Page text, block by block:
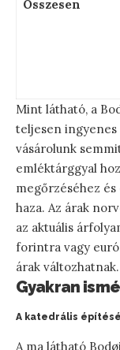
Összesen
Mint látható, a
teljesen ingyenes
vásárolunk
emléktárggyal
megőrzéséhez
haza. Az árak
az aktuális
forintra vagy
árak változhatnak.
Gyakran
A katedrális
A ma látható